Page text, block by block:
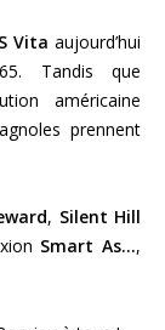
Vita aujourd’hui
Tandis que
américaine
prennent
, Silent Hill
Smart As…,